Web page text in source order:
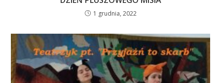
1 grudnia, 2022